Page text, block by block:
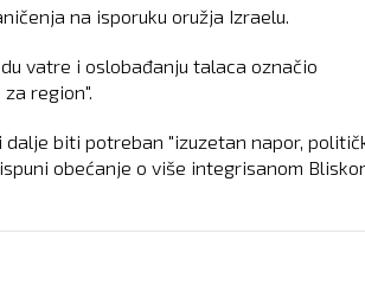
na isporuku oružja Izraelu.
vatre i oslobađanju talaca označio
region".
dalje biti potreban "izuzetan napor,
obećanje o više integrisanom